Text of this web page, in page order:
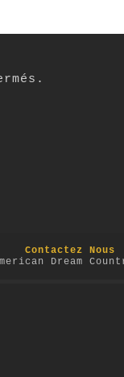
Contactez Nous
Dream